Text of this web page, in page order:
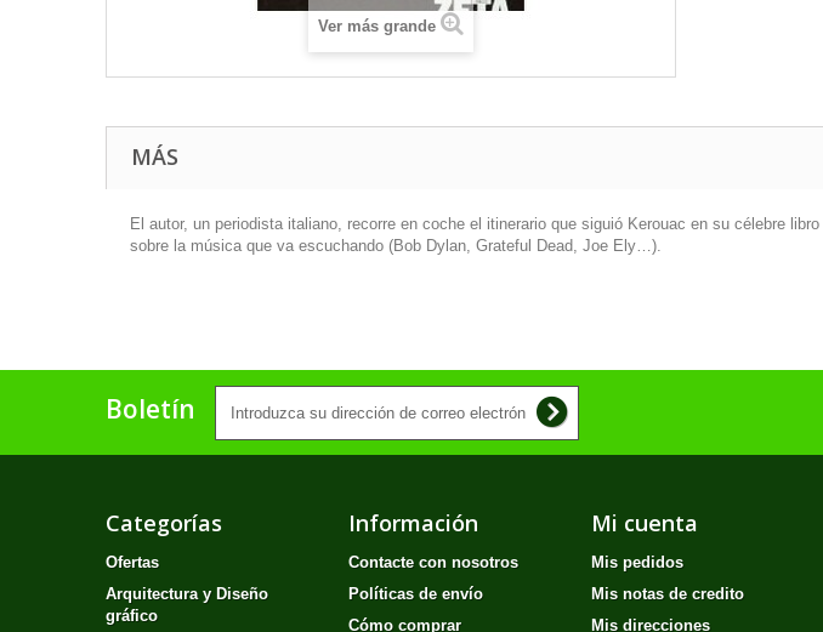
Ver más grande
MÁS
El autor, un periodista italiano, recorre en coche el itinerario que siguió Kerouac en su célebre libro
sobre la música que va escuchando (Bob Dylan, Grateful Dead, Joe Ely…).
Boletín
Categorías
Ofertas
Arquitectura y Diseño
gráfico
Información
Contacte con nosotros
Políticas de envío
Cómo comprar
Mi cuenta
Mis pedidos
Mis notas de credito
Mis direcciones